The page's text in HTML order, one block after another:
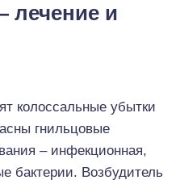
лечение и
колоссальные убытки
гнильцовые
– инфекционная,
бактерии. Возбудитель